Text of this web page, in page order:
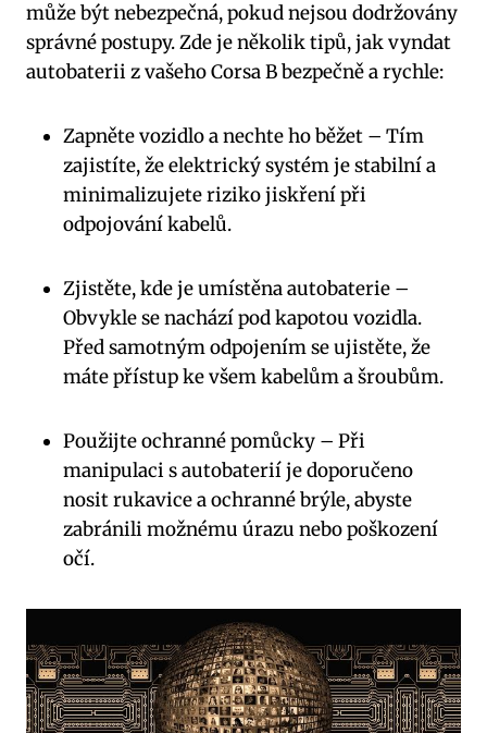
může být nebezpečná, pokud nejsou dodržovány
správné postupy. Zde je několik tipů, jak vyndat
autobaterii z vašeho Corsa B bezpečně a rychle:
Zapněte vozidlo a nechte ho běžet – Tím
zajistíte, že elektrický systém je stabilní a
minimalizujete riziko jiskření při
odpojování kabelů.
Zjistěte, kde je umístěna autobaterie –
Obvykle se nachází pod kapotou vozidla.
Před samotným odpojením se ujistěte, že
máte přístup ke všem kabelům a šroubům.
Použijte ochranné pomůcky – Při
manipulaci s autobaterií je doporučeno
nosit rukavice a ochranné brýle, abyste
zabránili možnému úrazu nebo poškození
očí.